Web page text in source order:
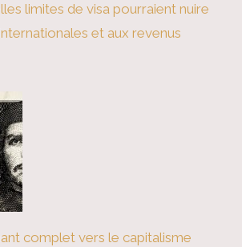
limites de visa pourraient nuire
et aux revenus
complet vers le capitalisme